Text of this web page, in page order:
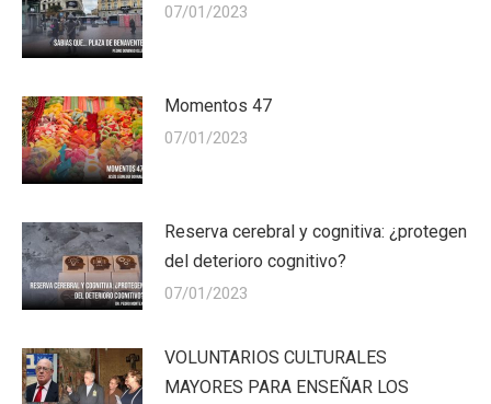
07/01/2023
Momentos 47
07/01/2023
Reserva cerebral y cognitiva: ¿protegen
del deterioro cognitivo?
07/01/2023
VOLUNTARIOS CULTURALES
MAYORES PARA ENSEÑAR LOS